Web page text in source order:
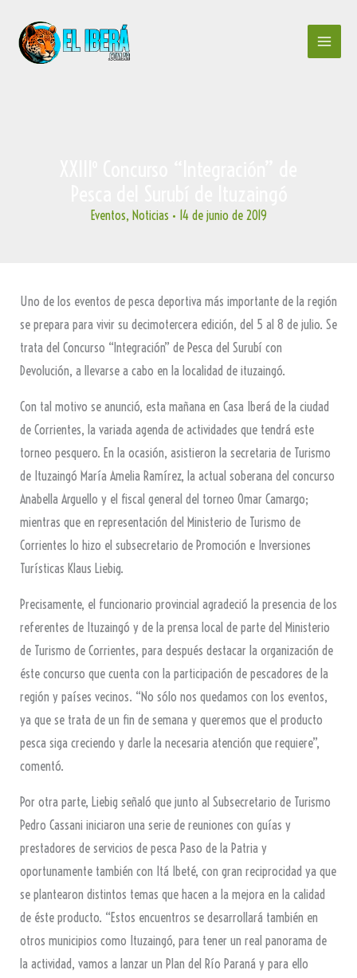
contenido
Eventos, Noticias • 14 de junio de 2019
Uno de los eventos de pesca deportiva más importante de la región
se prepara para vivir su decimotercera edición, del 5 al 8 de julio. Se
trata del Concurso “Integración” de Pesca del Surubí con
Devolución, a llevarse a cabo en la localidad de ituzaingó.
Con tal motivo se anunció, esta mañana en Casa Iberá de la ciudad
de Corrientes, la variada agenda de actividades que tendrá este
torneo pesquero. En la ocasión, asistieron la secretaria de Turismo
de Ituzaingó María Amelia Ramírez, la actual soberana del concurso
Anabella Arguello y el fiscal general del torneo Omar Camargo;
mientras que en representación del Ministerio de Turismo de
Corrientes lo hizo el subsecretario de Promoción e Inversiones
Turísticas Klaus Liebig.
Precisamente, el funcionario provincial agradeció la presencia de los
referentes de Ituzaingó y de la prensa local de parte del Ministerio
de Turismo de Corrientes, para después destacar la organización de
éste concurso que cuenta con la participación de pescadores de la
región y países vecinos. “No sólo nos quedamos con los eventos,
ya que se trata de un fin de semana y queremos que el producto
pesca siga creciendo y darle la necesaria atención que requiere”,
comentó.
Por otra parte, Liebig señaló que junto al Subsecretario de Turismo
Pedro Cassani iniciaron una serie de reuniones con guías y
prestadores de servicios de pesca Paso de la Patria y
oportunamente también con Itá Ibeté, con gran reciprocidad ya que
se plantearon distintos temas que hacen a la mejora en la calidad
de éste producto. “Estos encuentros se desarrollará también en
otros municipios como Ituzaingó, para tener un real panorama de
la actividad, vamos a lanzar un Plan del Río Paraná y para ello